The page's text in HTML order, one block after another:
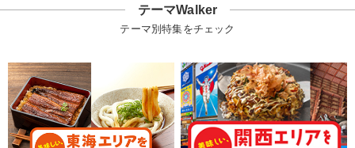
テーマWalker
テーマ別特集をチェック